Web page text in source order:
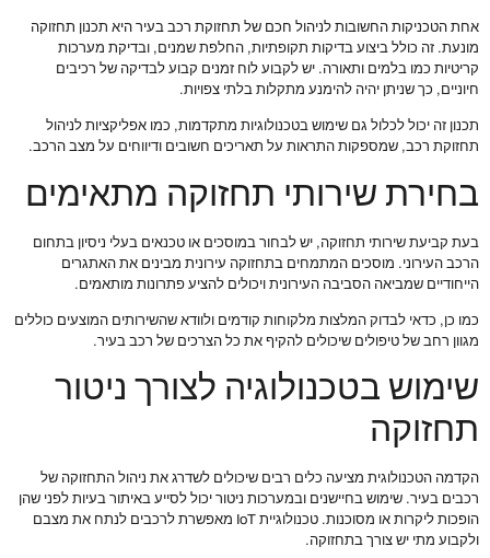
אחת הטכניקות החשובות לניהול חכם של תחזוקת רכב בעיר היא תכנון תחזוקה
מונעת. זה כולל ביצוע בדיקות תקופתיות, החלפת שמנים, ובדיקת מערכות
קריטיות כמו בלמים ותאורה. יש לקבוע לוח זמנים קבוע לבדיקה של רכיבים
חיוניים, כך שניתן יהיה להימנע מתקלות בלתי צפויות.
תכנון זה יכול לכלול גם שימוש בטכנולוגיות מתקדמות, כמו אפליקציות לניהול
תחזוקת רכב, שמספקות התראות על תאריכים חשובים ודיווחים על מצב הרכב.
בחירת שירותי תחזוקה מתאימים
בעת קביעת שירותי תחזוקה, יש לבחור במוסכים או טכנאים בעלי ניסיון בתחום
הרכב העירוני. מוסכים המתמחים בתחזוקה עירונית מבינים את האתגרים
הייחודיים שמביאה הסביבה העירונית ויכולים להציע פתרונות מותאמים.
כמו כן, כדאי לבדוק המלצות מלקוחות קודמים ולוודא שהשירותים המוצעים כוללים
מגוון רחב של טיפולים שיכולים להקיף את כל הצרכים של רכב בעיר.
שימוש בטכנולוגיה לצורך ניטור
תחזוקה
הקדמה הטכנולוגית מציעה כלים רבים שיכולים לשדרג את ניהול התחזוקה של
רכבים בעיר. שימוש בחיישנים ובמערכות ניטור יכול לסייע באיתור בעיות לפני שהן
הופכות ליקרות או מסוכנות. טכנולוגיית IoT מאפשרת לרכבים לנתח את מצבם
ולקבוע מתי יש צורך בתחזוקה.